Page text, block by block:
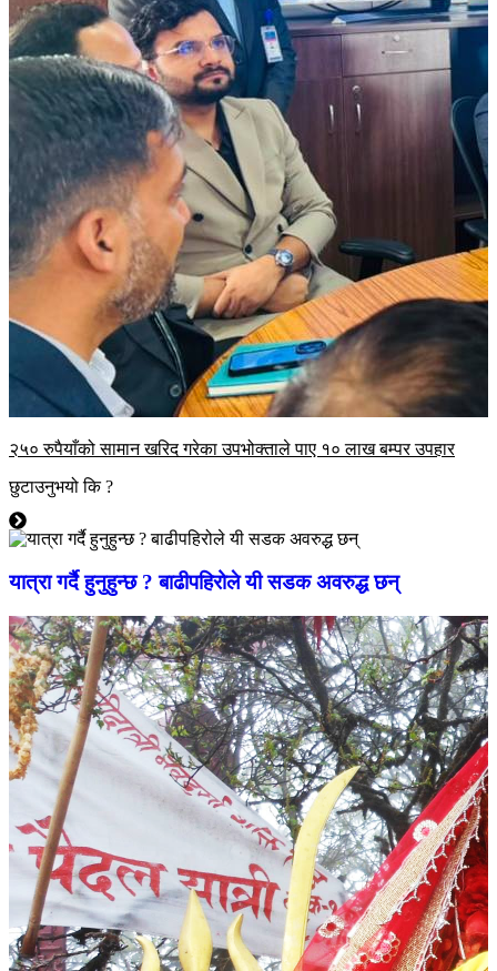
२५० रुपैयाँको सामान खरिद गरेका उपभोक्ताले पाए १० लाख बम्पर उपहार
छुटाउनुभयो कि ?
यात्रा गर्दै हुनुहुन्छ ? बाढीपहिरोले यी सडक अवरुद्ध छन्